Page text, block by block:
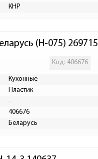
КНР
(Н-075) 269715
Код: 406676
Кухонные
Пластик
-
406676
Беларусь